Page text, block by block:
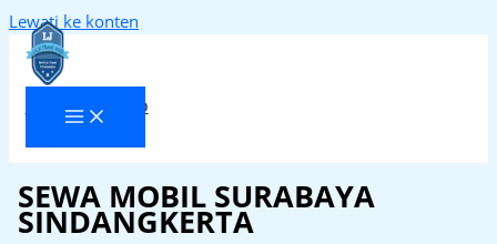
Lewati ke konten
Laja Transindo
SEWA MOBIL SURABAYA
SINDANGKERTA